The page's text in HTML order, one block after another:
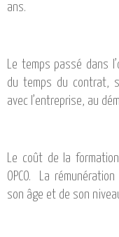
ans.
Le temps passé dans
du temps du contrat,
avec l’entreprise, au
Le coût de la
OPCO. La
son âge et de son